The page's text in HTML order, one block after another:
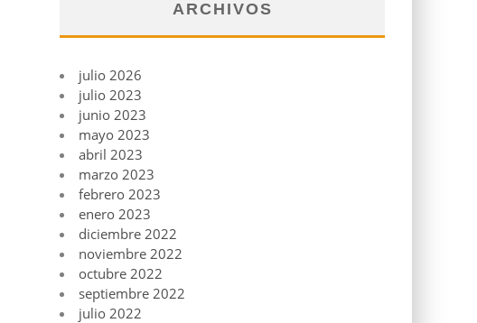
ARCHIVOS
julio 2026
julio 2023
junio 2023
mayo 2023
abril 2023
marzo 2023
febrero 2023
enero 2023
diciembre 2022
noviembre 2022
octubre 2022
septiembre 2022
julio 2022